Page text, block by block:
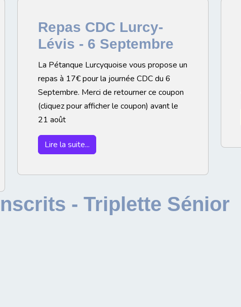
Repas CDC Lurcy-
Lévis - 6 Septembre
La Pétanque Lurcyquoise vous propose un
repas à 17€ pour la journée CDC du 6
Septembre. Merci de retourner ce coupon
(cliquez pour afficher le coupon) avant le
21 août
Lire la suite...
- Triplette Sénior